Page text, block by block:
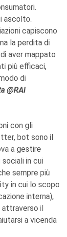
ascolto.
capiscono
la perdita di
aver mappato
più efficaci,
di
@RAI
con gli
bot sono il
a gestire
in cui
sempre più
in cui lo scopo
interna),
attraverso il
a vicenda